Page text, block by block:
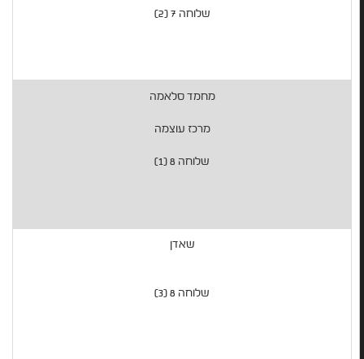
שלוחה 7 (2)
מחמד סלאמה
מרכז עוצמה
שלוחה 8 (1)
שאדן
שלוחה 8 (3)